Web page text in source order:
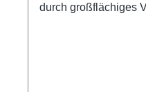
durch großflächiges